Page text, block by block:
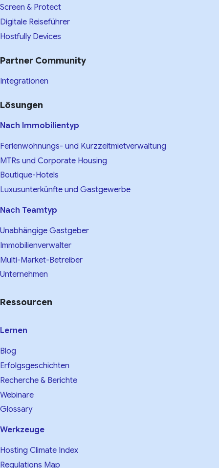
Screen & Protect
Digitale Reiseführer
Hostfully Devices
Partner Community
Integrationen
Lösungen
Nach Immobilientyp
Ferienwohnungs- und Kurzzeitmietverwaltung
MTRs und Corporate Housing
Boutique-Hotels
Luxusunterkünfte und Gastgewerbe
Nach Teamtyp
Unabhängige Gastgeber
Immobilienverwalter
Multi-Market-Betreiber
Unternehmen
Ressourcen
Lernen
Blog
Erfolgsgeschichten
Recherche & Berichte
Webinare
Glossary
Werkzeuge
Hosting Climate Index
Regulations Map